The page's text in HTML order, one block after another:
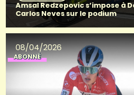
Amsal Redzepovic s’impose à
Carlos Neves sur le podium
08/04/2026
ABONNÉ